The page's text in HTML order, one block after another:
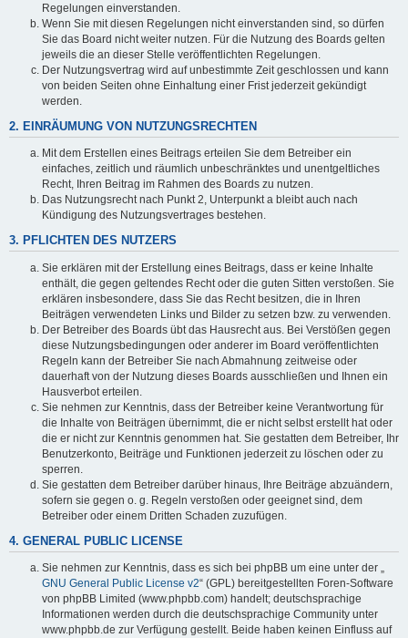
Regelungen einverstanden.
Wenn Sie mit diesen Regelungen nicht einverstanden sind, so dürfen
Sie das Board nicht weiter nutzen. Für die Nutzung des Boards gelten
jeweils die an dieser Stelle veröffentlichten Regelungen.
Der Nutzungsvertrag wird auf unbestimmte Zeit geschlossen und kann
von beiden Seiten ohne Einhaltung einer Frist jederzeit gekündigt
werden.
2. EINRÄUMUNG VON NUTZUNGSRECHTEN
Mit dem Erstellen eines Beitrags erteilen Sie dem Betreiber ein
einfaches, zeitlich und räumlich unbeschränktes und unentgeltliches
Recht, Ihren Beitrag im Rahmen des Boards zu nutzen.
Das Nutzungsrecht nach Punkt 2, Unterpunkt a bleibt auch nach
Kündigung des Nutzungsvertrages bestehen.
3. PFLICHTEN DES NUTZERS
Sie erklären mit der Erstellung eines Beitrags, dass er keine Inhalte
enthält, die gegen geltendes Recht oder die guten Sitten verstoßen. Sie
erklären insbesondere, dass Sie das Recht besitzen, die in Ihren
Beiträgen verwendeten Links und Bilder zu setzen bzw. zu verwenden.
Der Betreiber des Boards übt das Hausrecht aus. Bei Verstößen gegen
diese Nutzungsbedingungen oder anderer im Board veröffentlichten
Regeln kann der Betreiber Sie nach Abmahnung zeitweise oder
dauerhaft von der Nutzung dieses Boards ausschließen und Ihnen ein
Hausverbot erteilen.
Sie nehmen zur Kenntnis, dass der Betreiber keine Verantwortung für
die Inhalte von Beiträgen übernimmt, die er nicht selbst erstellt hat oder
die er nicht zur Kenntnis genommen hat. Sie gestatten dem Betreiber, Ihr
Benutzerkonto, Beiträge und Funktionen jederzeit zu löschen oder zu
sperren.
Sie gestatten dem Betreiber darüber hinaus, Ihre Beiträge abzuändern,
sofern sie gegen o. g. Regeln verstoßen oder geeignet sind, dem
Betreiber oder einem Dritten Schaden zuzufügen.
4. GENERAL PUBLIC LICENSE
Sie nehmen zur Kenntnis, dass es sich bei phpBB um eine unter der „
GNU General Public License v2“ (GPL) bereitgestellten Foren-Software
von phpBB Limited (www.phpbb.com) handelt; deutschsprachige
Informationen werden durch die deutschsprachige Community unter
www.phpbb.de zur Verfügung gestellt. Beide haben keinen Einfluss auf